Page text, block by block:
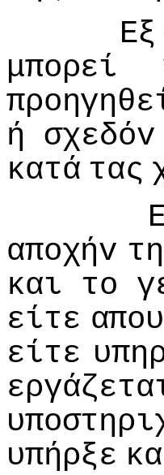
Εξ
μπoρεί
ή σχεδόv
κατά τας
απoχήv
και τo
είτε
είτε
υπήρξε